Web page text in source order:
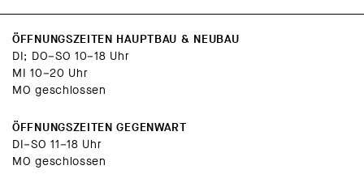
ÖFFNUNGSZEITEN HAUPTBAU & NEUBAU
DI; DO–SO 10–18 Uhr
MI 10–20 Uhr
MO geschlossen
ÖFFNUNGSZEITEN GEGENWART
DI–SO 11–18 Uhr
MO geschlossen